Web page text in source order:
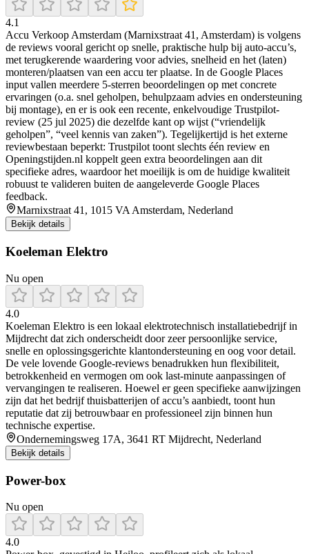
4.1
Accu Verkoop Amsterdam (Marnixstraat 41, Amsterdam) is volgens
de reviews vooral gericht op snelle, praktische hulp bij auto-accu’s,
met terugkerende waardering voor advies, snelheid en het (laten)
monteren/plaatsen van een accu ter plaatse. In de Google Places
input vallen meerdere 5-sterren beoordelingen op met concrete
ervaringen (o.a. snel geholpen, behulpzaam advies en ondersteuning
bij montage), en er is ook een recente, enkelvoudige Trustpilot-
review (25 jul 2025) die dezelfde kant op wijst (“vriendelijk
geholpen”, “veel kennis van zaken”). Tegelijkertijd is het externe
reviewbestaan beperkt: Trustpilot toont slechts één review en
Openingstijden.nl koppelt geen extra beoordelingen aan dit
specifieke adres, waardoor het moeilijk is om de huidige kwaliteit
robuust te valideren buiten de aangeleverde Google Places
feedback.
Marnixstraat 41, 1015 VA Amsterdam, Nederland
Bekijk details
Koeleman Elektro
Nu open
4.0
Koeleman Elektro is een lokaal elektrotechnisch installatiebedrijf in
Mijdrecht dat zich onderscheidt door zeer persoonlijke service,
snelle en oplossingsgerichte klantondersteuning en oog voor detail.
De vele lovende Google-reviews benadrukken hun flexibiliteit,
betrokkenheid en vermogen om ook last-minute aanpassingen of
vervangingen te realiseren. Hoewel er geen specifieke aanwijzingen
zijn dat het bedrijf thuisbatterijen of accu’s aanbiedt, toont hun
reputatie dat zij betrouwbaar en professioneel zijn binnen hun
technische expertise.
Ondernemingsweg 17A, 3641 RT Mijdrecht, Nederland
Bekijk details
Power-box
Nu open
4.0